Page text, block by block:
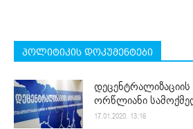
პოლიტიკის დოკუმენტები
დეცენტრალიზაციის
ორწლიანი
17.01.2020. 13:16